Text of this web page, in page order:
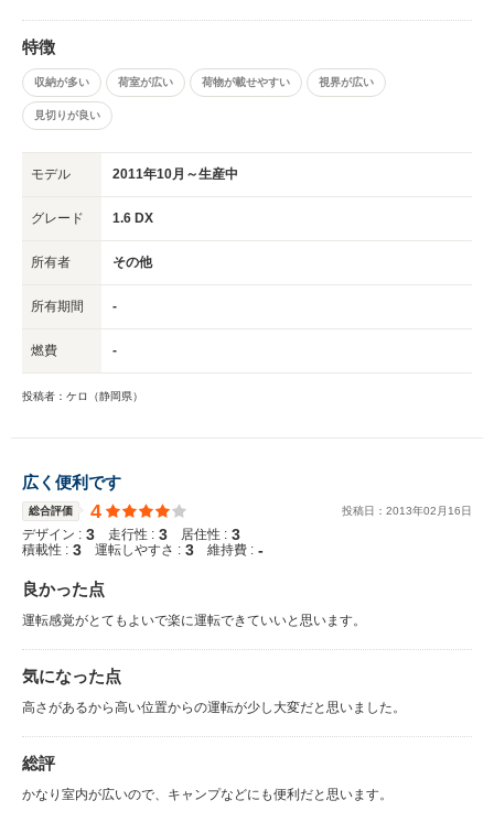
特徴
収納が多い 荷室が広い 荷物が載せやすい 視界が広い
見切りが良い
モデル 2011年10月～生産中
グレード 1.6 DX
所有者 その他
所有期間 -
燃費 -
投稿者：ケロ（静岡県）
広く便利です
総合評価 4 投稿日： 2013年02 月 16日
デザイン : 3 走行性 : 3 居住性 : 3
積載性 : 3 運転しやすさ : 3 維持費 : -
良かった点
運転感覚がとてもよいで楽に運転できていいと思います。
気になった点
高さがあるから高い位置からの運転が少し大変だと思いました。
総評
かなり室内が広いので、キャンプなどにも便利だと思います。